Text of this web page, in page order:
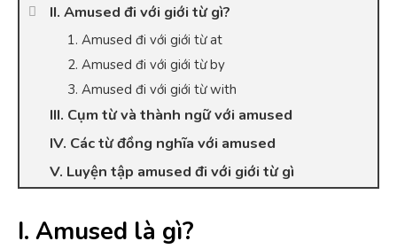
II. Amused đi với giới từ gì?
1. Amused đi với giới từ at
2. Amused đi với giới từ by
3. Amused đi với giới từ with
III. Cụm từ và thành ngữ với amused
IV. Các từ đồng nghĩa với amused
V. Luyện tập amused đi với giới từ gì
I. Amused là gì?